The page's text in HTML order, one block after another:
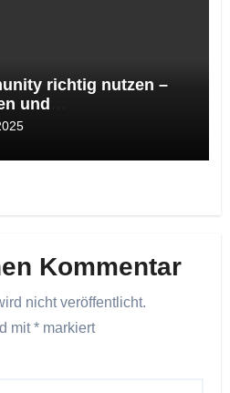
richtig nutzen –
und
aus der Online-
Kommentar
nicht veröffentlicht.
mit* markiert